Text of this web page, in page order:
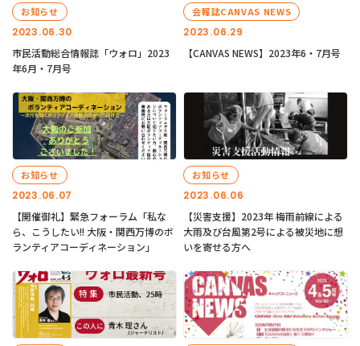
2023.06.30
お知らせ
市民活動総合情報誌「ウォロ」2023
年6月・7月号
2023.06.29
会報誌CANVAS NEWS
【CANVAS NEWS】2023年6・7月号
2023.06.07
お知らせ
【開催御礼】緊急フォーラム「私な
ら、こうしたい!! 大阪・関西万博のボ
ランティアコーディネーション」
2023.06.06
お知らせ
【災害支援】2023年 梅雨前線による
大雨及び台風第2号による被災地に想
いを寄せる方へ